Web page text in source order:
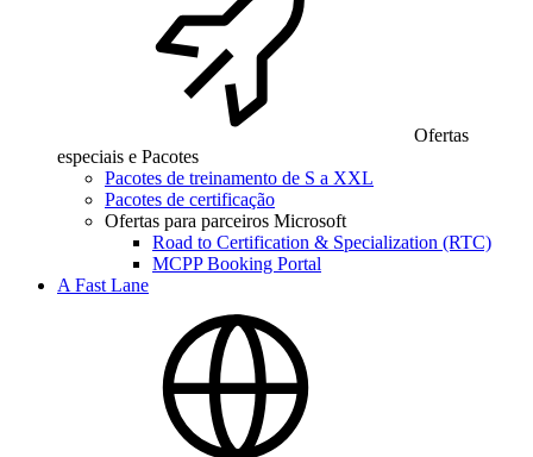
Ofertas
especiais e Pacotes
Pacotes de treinamento de S a XXL
Pacotes de certificação
Ofertas para parceiros Microsoft
Road to Certification & Specialization (RTC)
MCPP Booking Portal
A Fast Lane